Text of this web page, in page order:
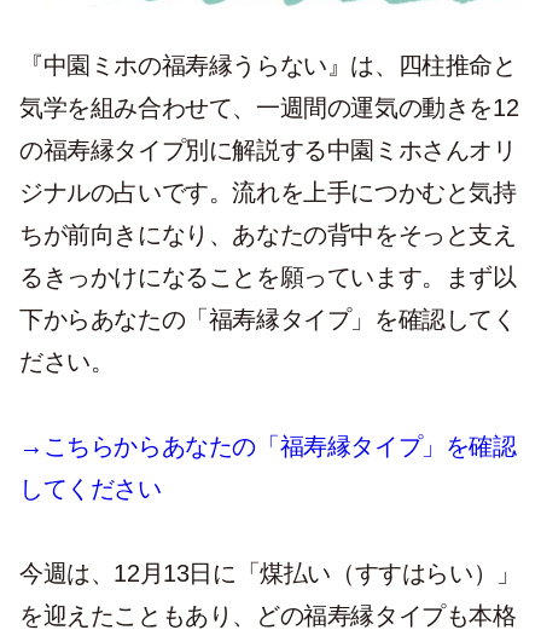
『中園ミホの福寿縁うらない』は、四柱推命と
気学を組み合わせて、一週間の運気の動きを12
の福寿縁タイプ別に解説する中園ミホさんオリ
ジナルの占いです。流れを上手につかむと気持
ちが前向きになり、あなたの背中をそっと支え
るきっかけになることを願っています。まず以
下からあなたの「福寿縁タイプ」を確認してく
ださい。
→こちらからあなたの「福寿縁タイプ」を確認
してください
今週は、12月13日に「煤払い（すすはらい）」
を迎えたこともあり、どの福寿縁タイプも本格